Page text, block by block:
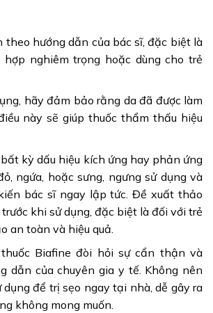
theo hướng dẫn của bác sĩ, đặc biệt là
nghiêm trọng hoặc dùng cho trẻ
hãy đảm bảo rằng da đã được làm
này sẽ giúp thuốc thẩm thấu hiệu
kỳ dấu hiệu kích ứng hay phản ứng
ngứa, hoặc sưng, ngưng sử dụng và
bác sĩ ngay lập tức. Đề xuất thảo
khi sử dụng, đặc biệt là đối với trẻ
an toàn và hiệu quả.
Biafine đòi hỏi sự cẩn thận và
dẫn của chuyên gia y tế. Không nên
dụng để trị sẹo ngay tại nhà, dễ gây ra
không mong muốn.